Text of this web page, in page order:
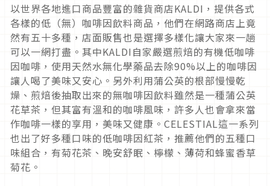
以世界各地進口商品豐富的雜貨商店KALDI，提供各式
各樣的低（無）咖啡因飲料商品，他們在網路商店上竟
然有五十多種，店面販售也是選擇多樣化讓大家來一趟
可以一網打盡。其中KALDI自家嚴選煎焙的有機低咖啡
因咖啡，使用天然水無化學藥品去除90%以上的咖啡因
讓人喝了美味又安心。另外利用蒲公英的根部慢慢乾
燥、煎焙後抽取出來的無咖啡因飲料雖然是一種蒲公英
花草茶，但其富有溫和的咖啡風味，許多人也會拿來當
作咖啡一樣的享用，美味又健康。CELESTIAL這一系列
也出了好多種口味的低咖啡因紅茶，推薦他們的五種口
味組合，有菊花茶、晚安舒眠、檸檬、薄荷和蜂蜜香草
菊花。